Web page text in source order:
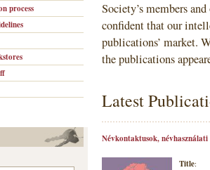
process
Society’s members
confident that our
publications’ market.
the publications
Latest
Névkontaktusok,
Title: